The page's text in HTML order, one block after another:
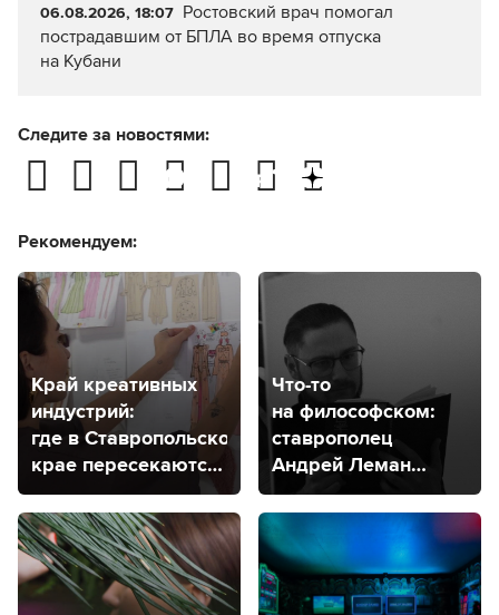
06.08.2026, 18:07 Ростовский врач помогал
пострадавшим от БПЛА во время отпуска
на Кубани
Следите за новостями:
Рекомендуем:
Край креативных
индустрий:
где в Ставропольском
крае пересекаются
творчество
и экономика?
Что-то
на философском:
ставрополец
Андрей Леман
рассказал о своем
философском
проекте